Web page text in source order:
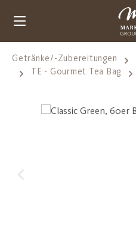
Getränke/-Zubereitungen
TE - Gourmet Tea Bag
Bildergalerie überspringen